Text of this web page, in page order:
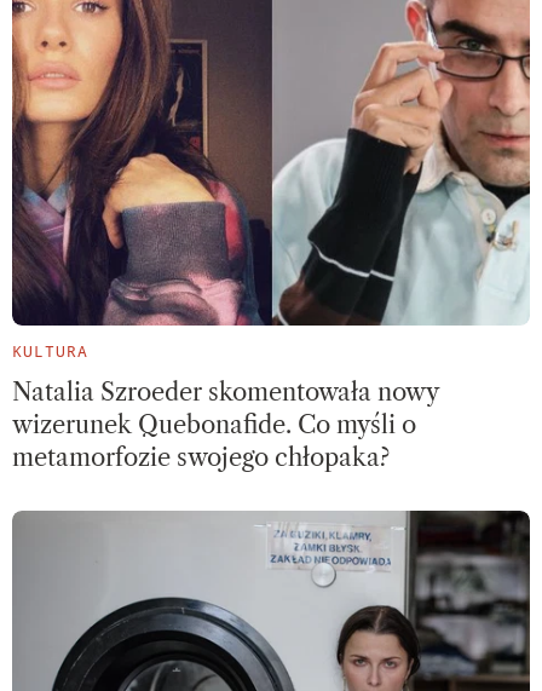
KULTURA
Natalia Szroeder skomentowała nowy
wizerunek Quebonafide. Co myśli o
metamorfozie swojego chłopaka?